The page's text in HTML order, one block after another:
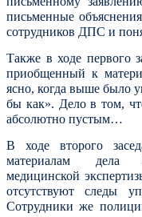
письменные
сотрудников ДПС и
Также в ходе первого
приобщенный к
ясно, когда выше было
бы как». Дело в том,
абсолютно пустым…
В ходе второго
материалам дела
медицинской
отсутствуют следы
Сотрудники же